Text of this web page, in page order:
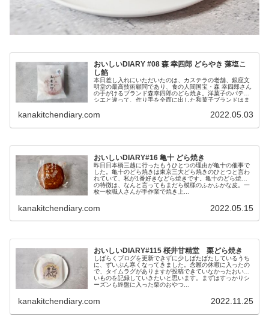
おいしいDIARY #08 森 幸四郎 どらやき 藻塩こ
し餡
本日差し入れにいただいたのは、カステラの老舗、銀座文
明堂の最高技術顧問であり、食の人間国宝・森 幸四郎さん
の手がけるブランド森幸四郎のどら焼き。洋菓子のパティ
シエと違って、作り手を全面に出した和菓子ブランドはま
kanakitchendiary.com 2022.05.03
おいしいDIARY#16 亀十 どら焼き
昨日日本橋三越に行ったもうひとつの理由が亀十の催事で
した。亀十のどら焼きは東京三大どら焼きのひとつと言わ
れていて、私が1番好きなどら焼きです。亀十のどら焼き
の特徴は、なんと言ってもまだら模様のふかふかな皮。一
枚一枚職人さんが手作業で焼き上...
kanakitchendiary.com 2022.05.15
おいしいDIARY#115 桜井甘精堂 栗どら焼き
しばらくブログを更新できずに少しばたばたしているうち
に、ずいぶん寒くなってきました。念願の休暇に入ったの
で、タイムラグがありますが投稿できていなかったおいし
いものを記録していきたいと思います。まずはすっかりシ
ーズンも終盤に入った栗のおやつ...
kanakitchendiary.com 2022.11.25